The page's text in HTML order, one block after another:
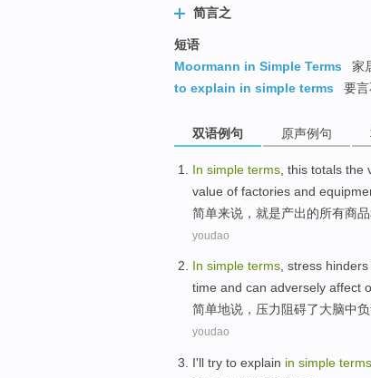
简言之
短语
Moormann in Simple Terms
家
to explain in simple terms
要
双语例句 原声例句
In simple terms , this totals the
value of factories and
简单来说 ，就是产出的所有商品
youdao
In simple terms, stress hinders
time and can adversely affect
简单地说 ， 压力 阻碍了大脑中
youdao
I'll try to explain in simple terms